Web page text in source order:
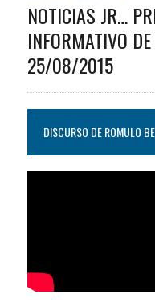
NOTICIAS JR…
INFORMATIVO
25/08/2015
DISCURSO DE ROMULO